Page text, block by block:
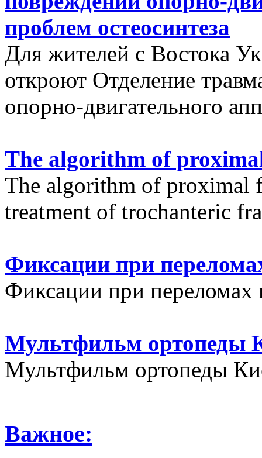
проблем остеосинтеза
Для жителей с Востока
откроют Отделение
опорно-двигательного
The algorithm of
The algorithm of proximal
treatment of trochanteric
Фиксации при
Фиксации при переломах
Мультфильм ортопеды
Мультфильм ортопеды
Важное: